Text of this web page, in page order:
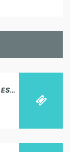
ESCRITO POR MUJERES